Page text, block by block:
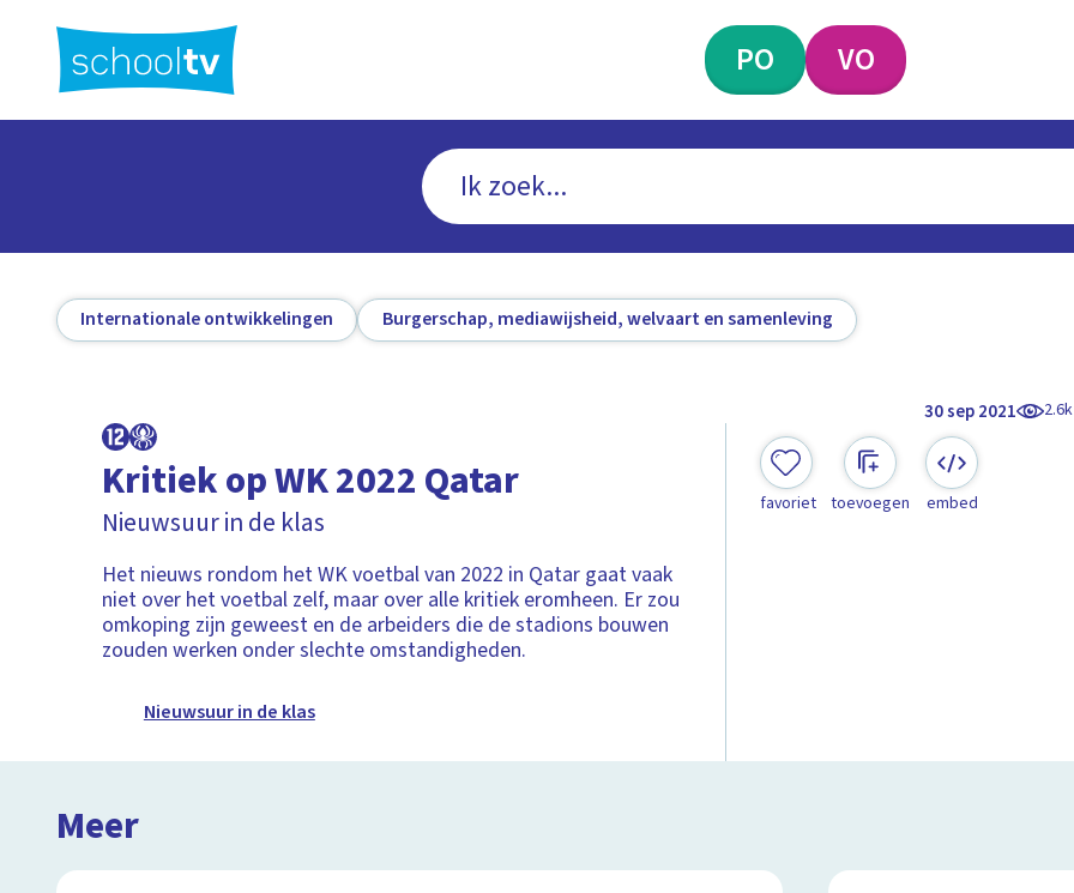
hoofdinhoud
PO VO
Internationale ontwikkelingen Burgerschap, mediawijsheid, welvaart en samenleving
30 sep 2021 2.6k
Kritiek op WK 2022 Qatar
Nieuwsuur in de klas
Het nieuws rondom het WK voetbal van 2022 in Qatar gaat vaak
niet over het voetbal zelf, maar over alle kritiek eromheen. Er zou
omkoping zijn geweest en de arbeiders die de stadions bouwen
zouden werken onder slechte omstandigheden.
Nieuwsuur in de klas
favoriet toevoegen embed
Meer